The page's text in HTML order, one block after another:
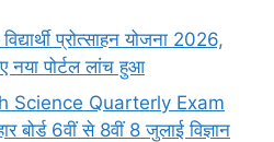
प्रोत्साहन योजना 2026,
पोर्टल लांच हुआ
Science Quarterly Exam
6वीं से 8वीं 8 जुलाई विज्ञान